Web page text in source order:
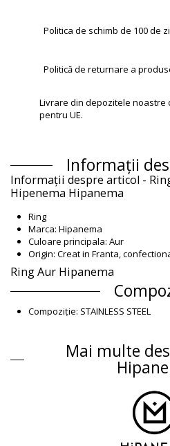
Politica de schimb de 100 de
Politică de returnare a
Livrare din depozitele noastre
pentru UE.
Informații
Informații despre articol -
Hipenema Hipanema
Ring
Marca: Hipanema
Culoare principala: Aur
Origin: Creat in Franta,
Ring Aur Hipanema
Compoziție: STAINLESS STEEL
Departamentul: Femei, Ring
Ambalajul include: 1 x Ring (Nu
EAN: 54 (3701580124038), 56
Referinţă furnizor: H2456ALEXAR
Greutate: 35g / 0.08lb / 1.23oz
Mai multe